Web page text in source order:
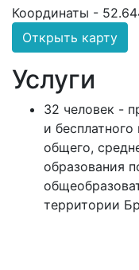
Координаты -
Открыть карту
Услуги
32 человек -
и
общего,
образования
территории